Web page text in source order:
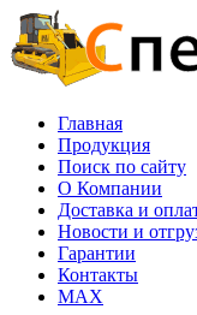
Перейти
к
основному
содержанию
Основная
навигация
Главная
Продукция
Поиск по сайту
O Компании
Доставка и
Новости и
Гарантии
Контакты
MAX